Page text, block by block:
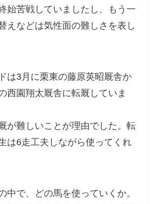
始苦戦していましたし、もう一
えなどは気性面の難しさを表し
は3月に栗東の藤原英昭厩舎か
西園翔太厩舎に転厩していま
が難しいことが理由でした。転
は6走工夫しながら使ってくれ
中で、どの馬を使っていくか。